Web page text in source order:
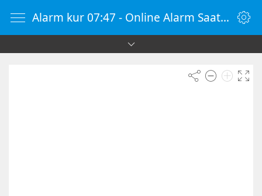
Alarm kur 07:47 - Online Alarm Saati - Alarm Kur